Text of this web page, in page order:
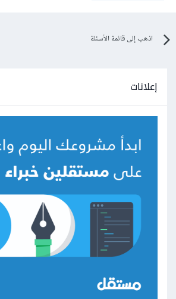
اذهب إلى قائمة الأسئلة
إعلانات